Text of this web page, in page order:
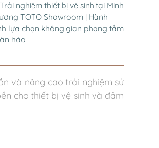
Trải nghiệm thiết bị vệ sinh tại Minh
TOTO Showroom | Hành
lựa chọn không gian phòng tắm
hảo
và nâng cao trải nghiệm sử
cho thiết bị vệ sinh và đảm